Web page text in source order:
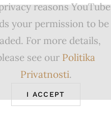
reasons YouTube
your permission to be
For more details,
see our Politika
Privatnosti.
I ACCEPT